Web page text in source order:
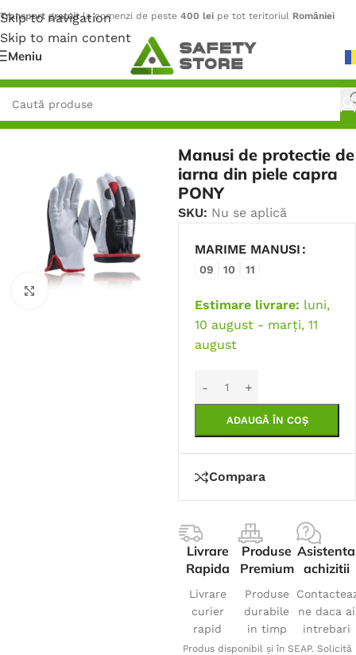
Skip to navigation
Skip to main content
Transport gratuitla comenzi de peste 400 lei pe tot teritoriul României
Meniu
Prima pagină/Mănuși
Manusi de protectie de
iarna din piele capra
PONY
SKU: Nu se aplică
MARIME MANUSI
09 10 11
Estimare livrare: luni,
10 august - marți, 11
august
ADAUGĂ ÎN COȘ
Compara
Livrare
Rapida
Livrare
curier
rapid
Produse
Premium
Produse
durabile
in timp
Asistenta
achizitii
ne daca ai
intrebari
Produs disponibil și în SEAP. Solicită